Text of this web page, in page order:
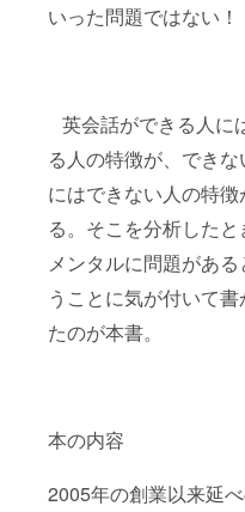
いった問題ではな
英会話ができる人に
る人の特徴が、できな
にはできない人の特徴
る。そこを分析したと
メンタルに問題がある
うことに気が付いて書
たのが本書。
本の内容
2005年の創業以来延